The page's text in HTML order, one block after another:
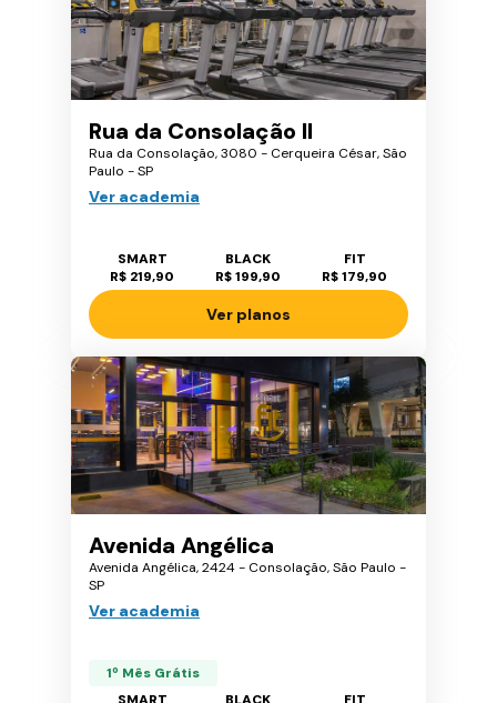
Rua da Consolação II
Rua da Consolação, 3080 - Cerqueira César, São
Paulo - SP
Ver academia
SMART
R$ 219,90
BLACK
R$ 199,90
FIT
R$ 179,90
Ver planos
Avenida Angélica
Avenida Angélica, 2424 - Consolação, São Paulo -
SP
Ver academia
1º Mês Grátis
SMART
BLACK
FIT